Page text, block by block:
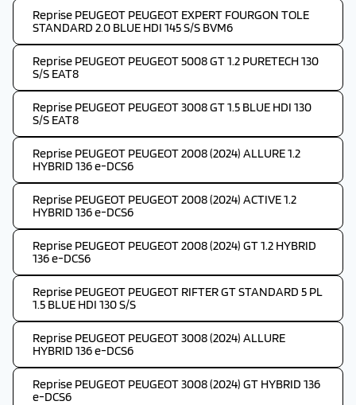
Reprise PEUGEOT PEUGEOT EXPERT FOURGON TOLE
STANDARD 2.0 BLUE HDI 145 S/S BVM6
Reprise PEUGEOT PEUGEOT 5008 GT 1.2 PURETECH 130
S/S EAT8
Reprise PEUGEOT PEUGEOT 3008 GT 1.5 BLUE HDI 130
S/S EAT8
Reprise PEUGEOT PEUGEOT 2008 (2024) ALLURE 1.2
HYBRID 136 e-DCS6
Reprise PEUGEOT PEUGEOT 2008 (2024) ACTIVE 1.2
HYBRID 136 e-DCS6
Reprise PEUGEOT PEUGEOT 2008 (2024) GT 1.2 HYBRID
136 e-DCS6
Reprise PEUGEOT PEUGEOT RIFTER GT STANDARD 5 PL
1.5 BLUE HDI 130 S/S
Reprise PEUGEOT PEUGEOT 3008 (2024) ALLURE
HYBRID 136 e-DCS6
Reprise PEUGEOT PEUGEOT 3008 (2024) GT HYBRID 136
e-DCS6